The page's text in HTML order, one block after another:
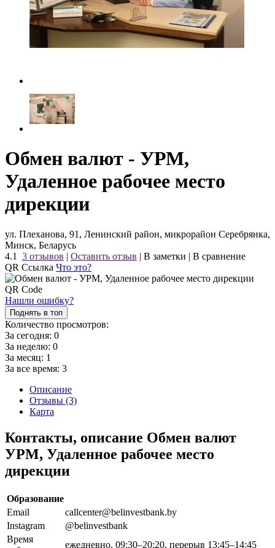
Обмен валют - УРМ,
Удаленное рабочее место
дирекции
ул. Плеханова, 91, Ленинский район, микрорайон Серебрянка,
Минск, Беларусь
4.1
3 отзывов | Оставить отзыв | В заметки | В сравнение
QR Ссылка Что это?
Нашли ошибку?
Поднять в топ
Количество просмотров:
За сегодня: 0
За неделю: 0
За месяц: 1
За все время: 3
Описание
Отзывы (3)
Карта
Контакты, описание Обмен валют
УРМ, Удаленное рабочее место
дирекции
Образование
Email
callcenter@belinvestbank.by
Instagram
@belinvestbank
Время
ежедневно, 09:30–20:20, перерыв 13:45–14:45